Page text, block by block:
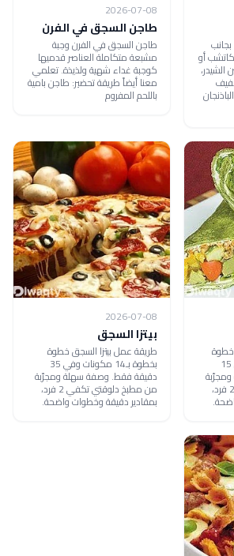
أو
2026-07-08
طاجن السجق في الفرن
طاجن السجق في الفرن وجبة
مشبعة متكاملة العناصر قدميها
كوجبة غداء شهية ولذيذة. تعلمي
معنا أيضاً طريقة تحضير: طاجن بامية
باللحم المفروم
خطوة
بخطوة بـ12 مكونات وفي 15
من مطبخ دلوقتي تكفي 2 فرد،
2026-07-08
بيتزا السجق
طريقة عمل بيتزا السجق خطوة
بخطوة بـ14 مكونات وفي 35
دقيقة فقط. وصفة سهلة ومجرّبة
من مطبخ دلوقتي تكفي 2 فرد،
بمقادير دقيقة وخطوات واضحة.